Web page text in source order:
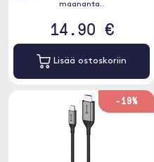
maananta..
14.90 €
Lisää ostoskoriin
-19%